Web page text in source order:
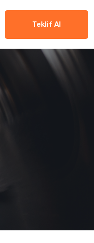
Teklif Al